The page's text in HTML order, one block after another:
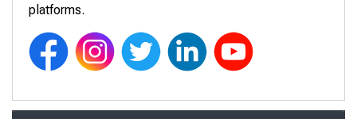
platforms.